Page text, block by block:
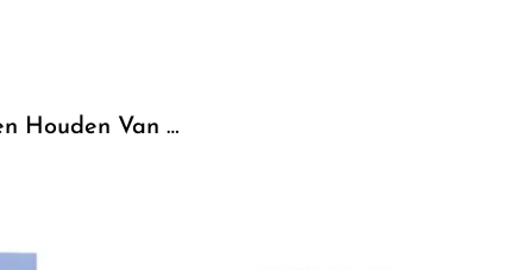
Houden Van …